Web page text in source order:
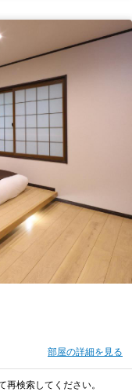
部屋の詳細を見る
検索してください。